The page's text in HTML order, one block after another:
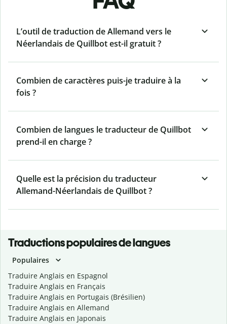
L’outil de traduction de Allemand vers le
Néerlandais de Quillbot est-il gratuit ?
Combien de caractères puis-je traduire à la
fois ?
Combien de langues le traducteur de Quillbot
prend-il en charge ?
Quelle est la précision du traducteur
Allemand-Néerlandais de Quillbot ?
Traductions populaires de langues
Populaires
Traduire Anglais en Espagnol
Traduire Anglais en Français
Traduire Anglais en Portugais (Brésilien)
Traduire Anglais en Allemand
Traduire Anglais en Japonais